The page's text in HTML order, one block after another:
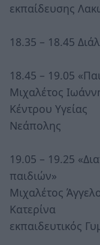
εκπαίδευσης
18.35 – 18.45
18.45 – 19.05
Μιχαλέτος
Κέντρου Υγείας
Νεάπολης
19.05 – 19.25
παιδιών»
Μιχαλέτος
Κατερίνα
εκπαιδευτικός